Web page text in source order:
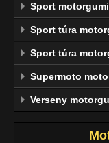
Sport
Sport túra
Sport túra
Supermoto
Verseny